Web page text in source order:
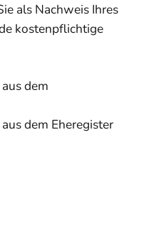
als Nachweis Ihres
kostenpflichtige
dem
dem Eheregister